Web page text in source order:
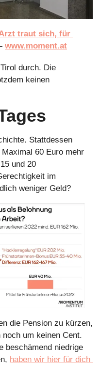
traut sich, für
www.moment.at
durch. Die
keinen
Stattdessen
60 Euro mehr
und 20
im
weniger Geld?
die Pension zu kürzen,
um keinen Cent.
beschämend niedrige
haben wir hier für dich